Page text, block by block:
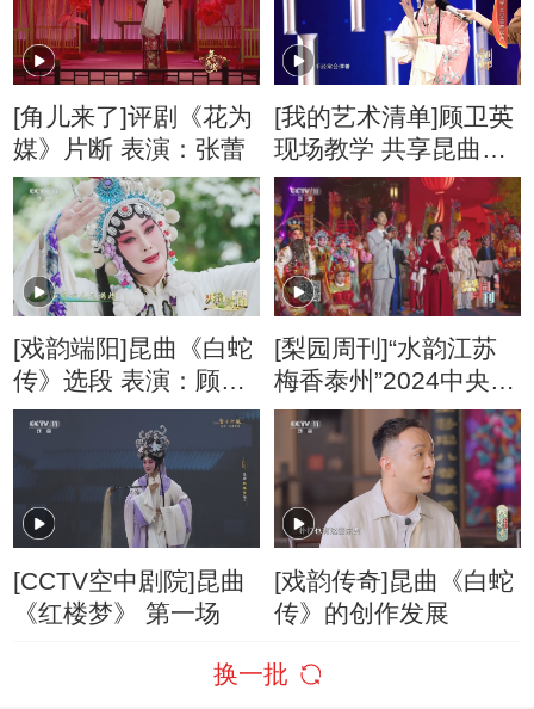
[角儿来了]评剧《花为
媒》片断 表演：张蕾
[我的艺术清单]顾卫英
现场教学 共享昆曲之
美
[戏韵端阳]昆曲《白蛇
传》选段 表演：顾卫
英
[梨园周刊]“水韵江苏
梅香泰州”2024中央广
播电视总台戏曲频道
元宵特别节目在江苏
泰州录制
[CCTV空中剧院]昆曲
《红楼梦》 第一场
[戏韵传奇]昆曲《白蛇
传》的创作发展
换一批